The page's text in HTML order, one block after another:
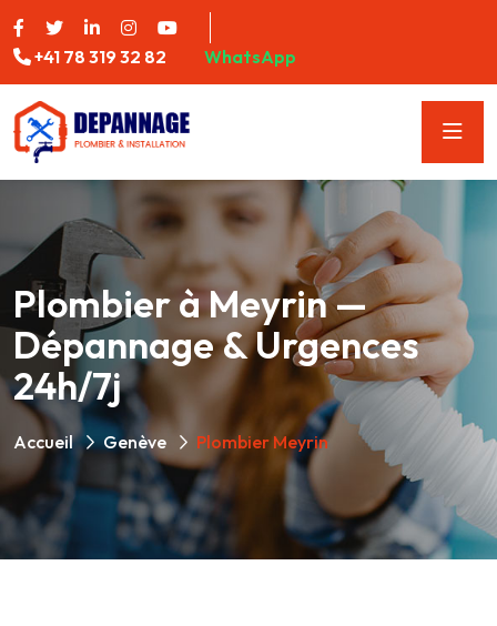
+41 78 319 32 82 WhatsApp
Plombier à Meyrin —
Dépannage & Urgences
24h/7j
Accueil Genève Plombier Meyrin